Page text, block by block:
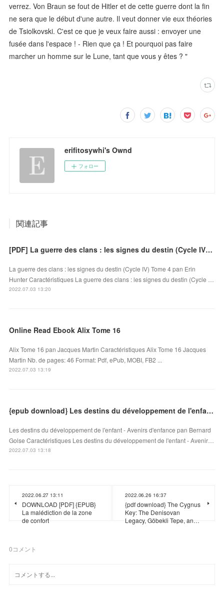
verrez. Von Braun se fout de Hitler et de cette guerre dont la fin
ne sera que le début d'une autre. Il veut donner vie eux théories
de Tsiolkovski. C'est ce que je veux faire aussi : envoyer une
fusée dans l'espace ! - Rien que ça ! Et pourquoi pas faire
marcher un homme sur le Lune, tant que vous y êtes ? "
erifitosywhi's Ownd
フォロー
関連記事
[PDF] La guerre des clans : les signes du destin (Cycle IV) Tome 4 download
La guerre des clans : les signes du destin (Cycle IV) Tome 4 pan Erin
Hunter Caractéristiques La guerre des clans : les signes du destin (Cycle …
2022.07.03 13:20
Online Read Ebook Alix Tome 16
Alix Tome 16 pan Jacques Martin Caractéristiques Alix Tome 16 Jacques
Martin Nb. de pages: 46 Format: Pdf, ePub, MOBI, FB2 ...
2022.07.03 13:19
{epub download} Les destins du développement de l'enfant - Avenirs d'enfance
Les destins du développement de l'enfant - Avenirs d'enfance pan Bernard
Golse Caractéristiques Les destins du développement de l'enfant - Avenir…
2022.07.03 13:18
2022.06.27 13:11
DOWNLOAD [PDF] {EPUB}
La malédiction de la zone
de confort
2022.06.26 16:37
{pdf download} The Cygnus
Key: The Denisovan
Legacy, Göbekli Tepe, an…
0コメント